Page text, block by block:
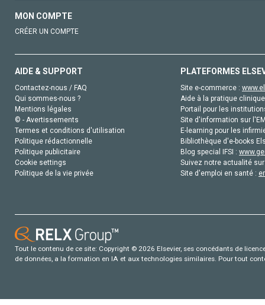
MON COMPTE
CRÉER UN COMPTE
AIDE & SUPPORT
Contactez-nous / FAQ
Qui sommes-nous ?
Mentions légales
© - Avertissements
Termes et conditions d'utilisation
Politique rédactionnelle
Politique publicitaire
Cookie settings
Politique de la vie privée
PLATEFORMES
Site e-commerce :
Aide à la pratique
Portail pour les
Site d'information sur
E-learning pour les
Bibliothèque d'e-books
Blog special IFSI :
Suivez notre actualité
Site d'emploi en santé :
Tout le contenu de ce site: Copyright © 2026 Elsevier, ses concédants de
de données, a la formation en IA et aux technologies similaires. Pour tout